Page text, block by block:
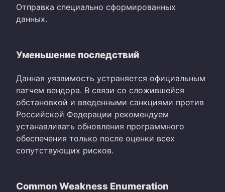
Отправка специально сформированных
данных.
Уменьшение последствий
Данная уязвимость устраняется официальным
патчем вендора. В связи со сложившейся
обстановкой и введенными санкциями против
Российской Федерации рекомендуем
устанавливать обновления программного
обеспечения только после оценки всех
сопутствующих рисков.
Common Weakness Enumeration